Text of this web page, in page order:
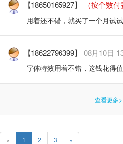
【18650165927】 （按个数付
用着还不错，就买了一个月试试
【18622796399】08月10日
字体特效用着不错，这钱花得
查看更多
« 1 2 3 »